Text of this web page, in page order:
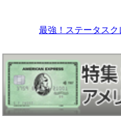
最強！ステータス